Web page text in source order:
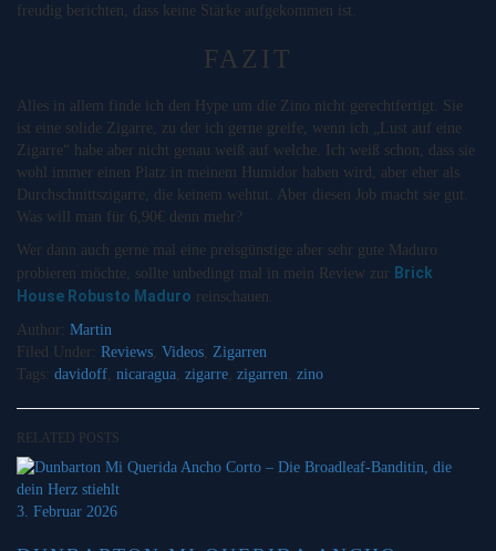
freudig berichten, dass keine Stärke aufgekommen ist.
FAZIT
Alles in allem finde ich den Hype um die Zino nicht gerechtfertigt. Sie
ist eine solide Zigarre, zu der ich gerne greife, wenn ich „Lust auf eine
Zigarre“ habe aber nicht genau weiß auf welche. Ich weiß schon, dass sie
wohl immer einen Platz in meinem Humidor haben wird, aber eher als
Durchschnittszigarre, die keinem wehtut. Aber diesen Job macht sie gut.
Was will man für 6,90€ denn mehr?
Wer dann auch gerne mal eine preisgünstige aber sehr gute Maduro
probieren möchte, sollte unbedingt mal in mein Review zur Brick
House Robusto Maduro reinschauen.
Author: Martin
Filed Under: Reviews Videos Zigarren
Tags: davidoff nicaragua zigarre zigarren zino
RELATED POSTS
3. Februar 2026